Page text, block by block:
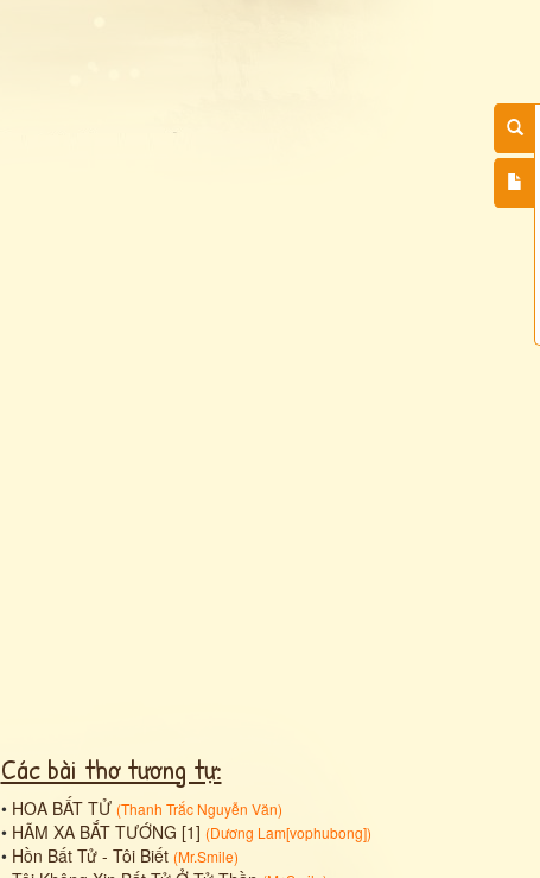
Các bài thơ tương tự:
• HOA BẤT TỬ (Thanh Trắc Nguyễn Văn)
• HÃM XA BẮT TƯỚNG [1] (Dương Lam[vophubong])
• Hồn Bất Tử - Tôi Biết (Mr.Smile)